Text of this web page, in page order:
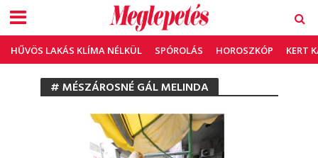
HŰVÖS LAKÁS KLÍMA NÉLKÜL SPÓROLÁS HOROSZKÓP KERT
# MÉSZÁROSNÉ GÁL MELINDA